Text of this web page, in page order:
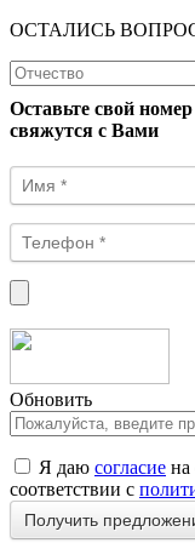
ОСТАЛИСЬ
Оставьте свой
свяжутся с Вами
Обновить
Я даю согласие на
соответствии с